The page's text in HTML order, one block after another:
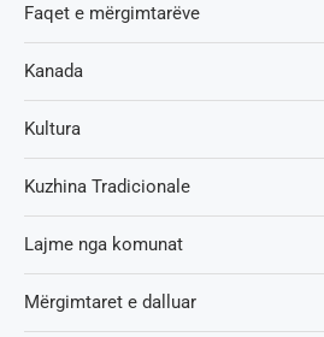
Faqet e mërgimtarëve
Kanada
Kultura
Kuzhina Tradicionale
Lajme nga komunat
Mërgimtaret e dalluar